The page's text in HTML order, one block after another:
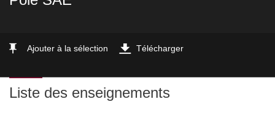
Ajouter à la sélection Télécharger
Liste des enseignements